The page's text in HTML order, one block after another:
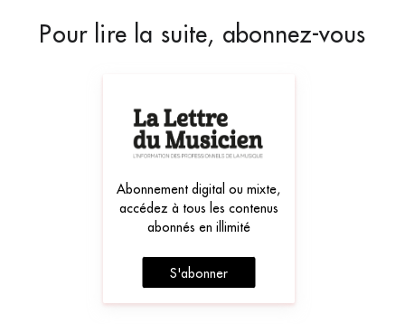
Pour lire la suite, abonnez-vous
Abonnement digital ou mixte,
accédez à tous les contenus
abonnés en illimité
S'abonner